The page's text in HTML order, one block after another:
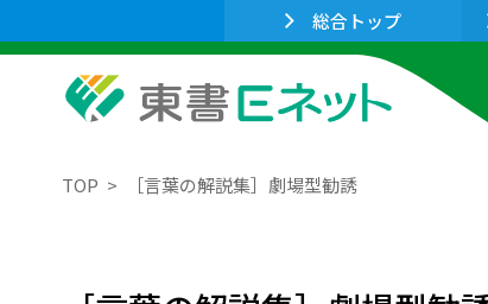
総合トップ
TOP ［言葉の解説集］劇場型勧誘